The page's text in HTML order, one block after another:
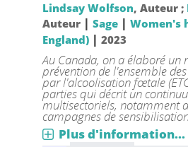
Lindsay Wolfson, Auteur ;
Auteur | Sage| Women's
England)| 2023
Au Canada, on a élaboré un
prévention de l'ensemble
par l'alcoolisation fœtale
parties qui décrit un
multisectoriels, notamment
campagnes de
Plus d'information...